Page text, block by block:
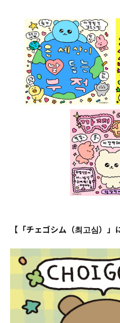
【「チェゴシム（최고심）」